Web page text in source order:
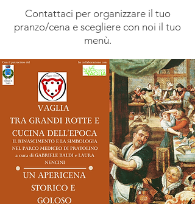
Contattaci per organizzare il tuo
pranzo/cena e scegliere con noi il tuo
menù.